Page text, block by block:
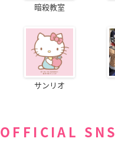
暗殺教室
サンリオ
OFFICIAL SNS